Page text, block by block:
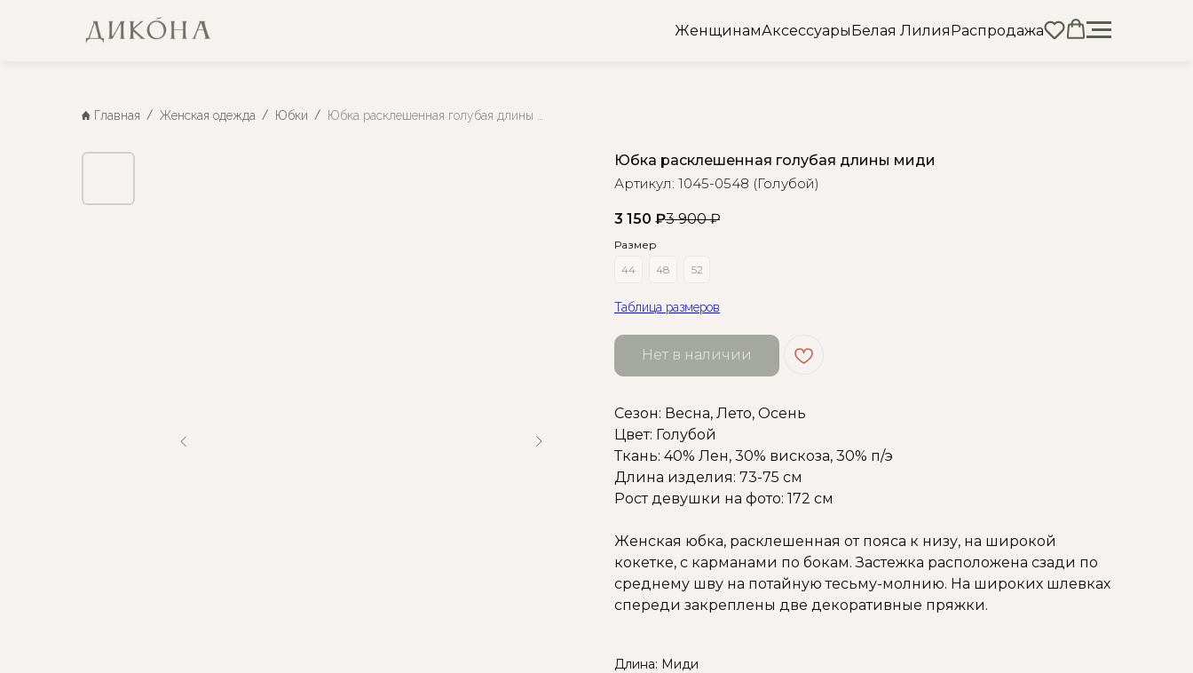
ЖенщинамАксессуарыБелая ЛилияРаспродажа
Главная Женская одежда Юбки
Юбка расклешенная голубая длины миди
Артикул: 1045-0548 (Голубой)
3 150 ₽3 900 ₽
Размер
44
48 52
Таблица размеров
Нет в наличии
Сезон: Весна, Лето, Осень
Цвет: Голубой
Ткань: 40% Лен, 30% вискоза, 30% п/э
Длина изделия: 73-75 см
Рост девушки на фото: 172 см
Женская юбка, расклешенная от пояса к низу, на широкой
кокетке, с карманами по бокам. Застежка расположена сзади по
среднему шву на потайную тесьму-молнию. На широких шлевках
спереди закреплены две декоративные пряжки.
Длина: Миди